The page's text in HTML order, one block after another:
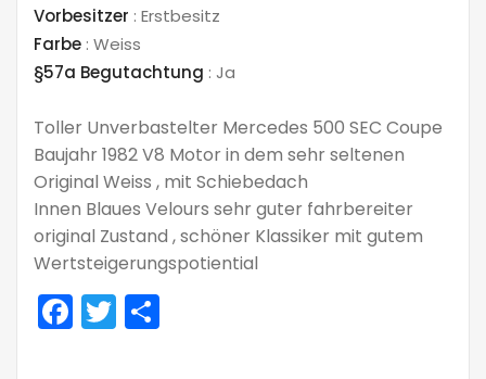
Vorbesitzer : Erstbesitz
Farbe : Weiss
§57a Begutachtung : Ja
Toller Unverbastelter Mercedes 500 SEC Coupe
Baujahr 1982 V8 Motor in dem sehr seltenen
Original Weiss , mit Schiebedach
Innen Blaues Velours sehr guter fahrbereiter
original Zustand , schöner Klassiker mit gutem
Wertsteigerungspotiential
Facebook
Twitter